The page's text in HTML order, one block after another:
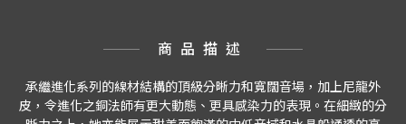
商品描述
承繼進化系列的線材結構的頂級分晰力和寬闊音場，加上尼龍外
皮，令進化之銅法師有更大動態、更具感染力的表現。在細緻的分